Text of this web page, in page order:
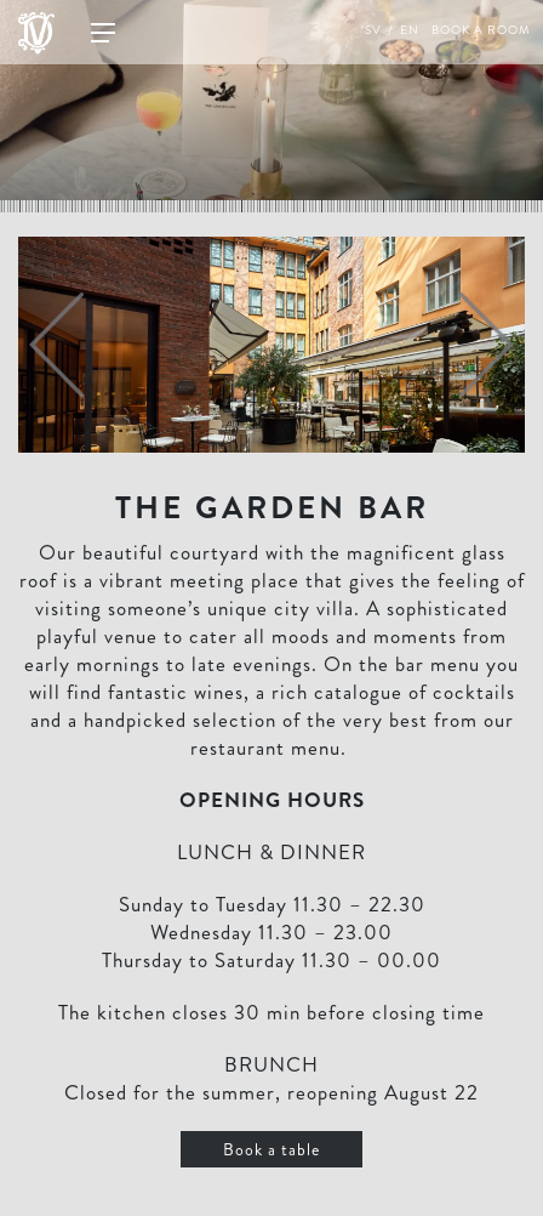
SV EN BOOK A ROOM
THE GARDEN BAR
Our beautiful courtyard with the magnificent glass
roof is a vibrant meeting place that gives the feeling of
visiting someone’s unique city villa. A sophisticated
playful venue to cater all moods and moments from
early mornings to late evenings. On the bar menu you
will find fantastic wines, a rich catalogue of cocktails
and a handpicked selection of the very best from our
restaurant menu.
OPENING HOURS
LUNCH & DINNER
Sunday to Tuesday 11.30 – 22.30
Wednesday 11.30 – 23.00
Thursday to Saturday 11.30 – 00.00
The kitchen closes 30 min before closing time
BRUNCH
Closed for the summer, reopening August 22
Book a table